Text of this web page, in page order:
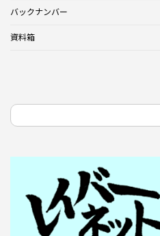
バックナンバー
資料箱